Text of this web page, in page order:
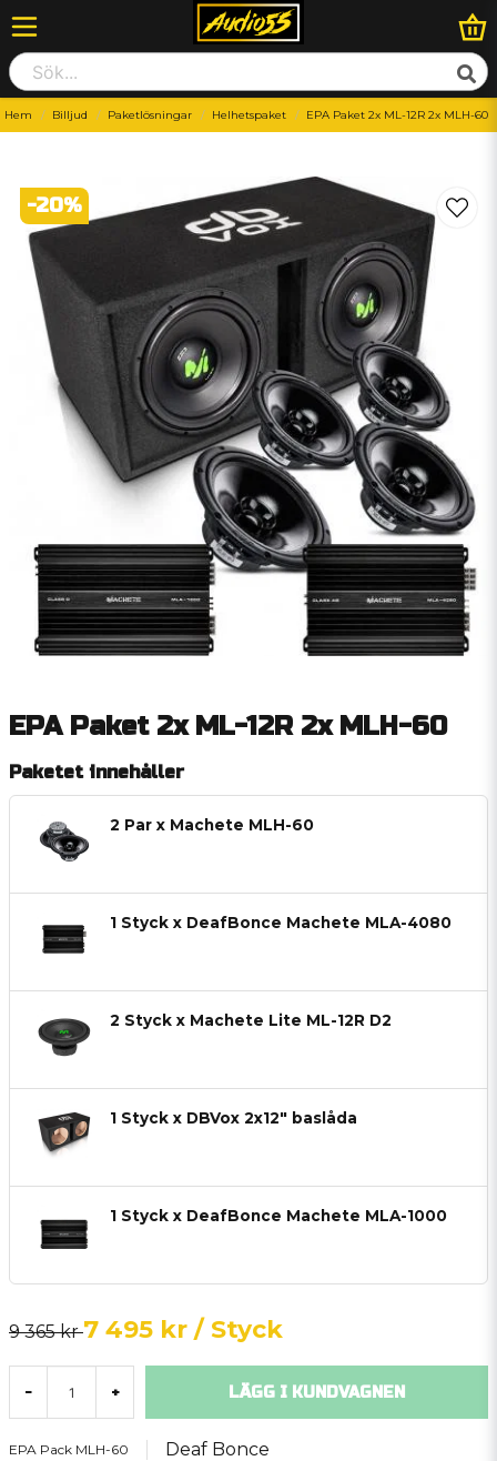
Hem Billjud Paketlösningar Helhetspaket EPA Paket 2x ML-12R 2x MLH-60
-20%
EPA Paket 2x ML-12R 2x MLH-60
Paketet innehåller
2 Par x Machete MLH-60
1 Styck x DeafBonce Machete MLA-4080
2 Styck x Machete Lite ML-12R D2
1 Styck x DBVox 2x12" baslåda
1 Styck x DeafBonce Machete MLA-1000
9 365 kr7 495 kr / Styck
- + LÄGG I KUNDVAGNEN
EPA Pack MLH-60 Deaf Bonce